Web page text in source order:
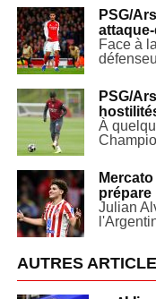
PSG/
Face à
PSG/
À
prépare
Julian
AUTRES